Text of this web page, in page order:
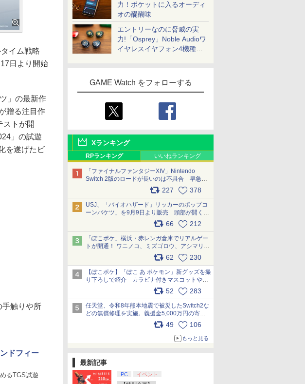
力！ポケットに入るオーディ
オの醍醐味
エントリーなのに脅威の実
力!「Osprey」Noble Audioワ
イヤレスイヤフォン4機種を
GAME Watch をフォローする
Xランキング
RPランキング いいねランキング
「ファイナルファンタジーXIV」Nintendo
Switch 2版のロードが長いのは不具合 早急に
アップデートできるよう対応中227 378
USJ、「バイオハザード」リッカーのポップコ
ーンバケツ」を9月9日より販売 頭部が開く仕
組み。味は恐怖を堪のう「味噌フレーバー」
66 212
「ぽこポケ」横浜・赤レンガ倉庫でリアルゲー
トが開通！ ワニノコ、ミズゴロウ、アシマリ登
場シーンをレポート pic.x.com/LDgEByVl6D
62 230
【ぽこポケ】「ぽこ あ ポケモン」新グッズを撮
り下ろしで紹介 カラビナ付きマスコットやス
52 283
任天堂、令和8年熊本地震で被災したSwitch2な
どの無償修理を実施。義援金5,000万円の寄付
も発表 pic.x.com/BAYsMfUfUC
49 106
もっと見る
最新記事
PC
イベント
イム戦略
日より開始
」の最新作
贈る注目作
ストが開
」の試遊
を遂げたビ
触りや所
ドフィー
るTGS試遊